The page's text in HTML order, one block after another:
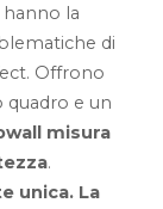
hanno la
di
Offrono
quadro e un
misura
.
unica. La